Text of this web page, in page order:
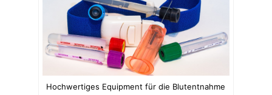
Hochwertiges Equipment für die Blutentnahme